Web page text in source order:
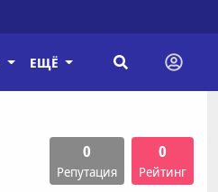
ЕЩЁ
0
Репутация
0
Рейтинг